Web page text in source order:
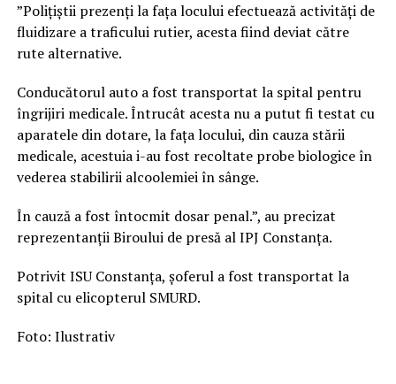
”Polițiștii prezenți la fața locului efectuează activități de
fluidizare a traficului rutier, acesta fiind deviat către
rute alternative.
Conducătorul auto a fost transportat la spital pentru
îngrijiri medicale. Întrucât acesta nu a putut fi testat cu
aparatele din dotare, la fața locului, din cauza stării
medicale, acestuia i-au fost recoltate probe biologice în
vederea stabilirii alcoolemiei în sânge.
În cauză a fost întocmit dosar penal.”, au precizat
reprezentanții Biroului de presă al IPJ Constanța.
Potrivit ISU Constanța, șoferul a fost transportat la
spital cu elicopterul SMURD.
Foto: Ilustrativ